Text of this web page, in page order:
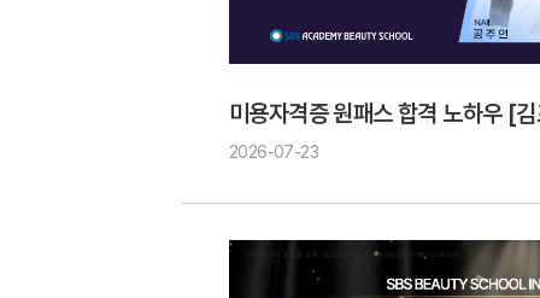
미용자격증 원패스 합격 노하우 [
2026-07-23